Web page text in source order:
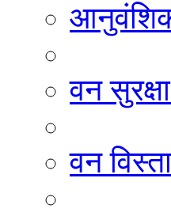
वन
वन